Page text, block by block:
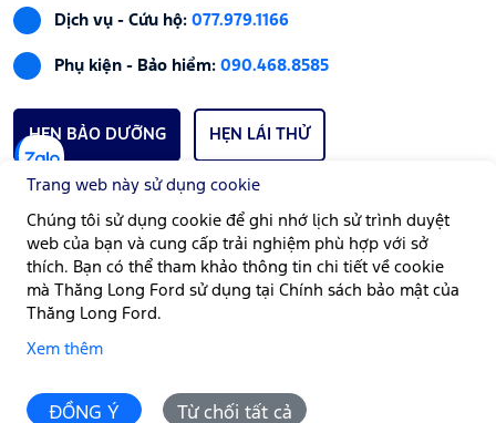
Dịch vụ - Cứu hộ: 077.979.1166
Phụ kiện - Bảo hiểm: 090.468.8585
HẸN BẢO DƯỠNG HẸN LÁI THỬ
GIỜ LÀM VIỆC
Thứ Hai - Thứ Bảy | Từ 08:00 - 17:00
Xưởng dịch vụ:Thứ Hai - Chủ Nhật | Từ 08:00 - 17:00
Trang web này sử dụng cookie
Chúng tôi sử dụng cookie để ghi nhớ lịch sử trình duyệt
web của bạn và cung cấp trải nghiệm phù hợp với sở
thích. Bạn có thể tham khảo thông tin chi tiết về cookie
mà Thăng Long Ford sử dụng tại Chính sách bảo mật của
Thăng Long Ford.
Xem thêm
ĐỒNG Ý Từ chối tất cả